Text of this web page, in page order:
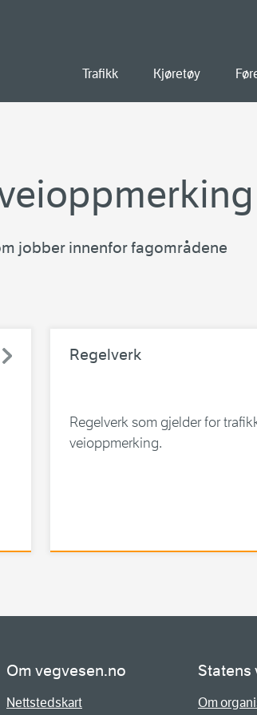
Trafikk Kjøretøy
jobber innenfor fagområdene
Regelverk
Regelverk som gjelder for
veioppmerking.
Om vegvesen.no
Nettstedskart
Statens
Om